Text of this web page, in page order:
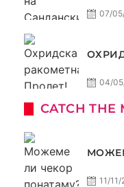
07/
04/
CATCH THE
11/